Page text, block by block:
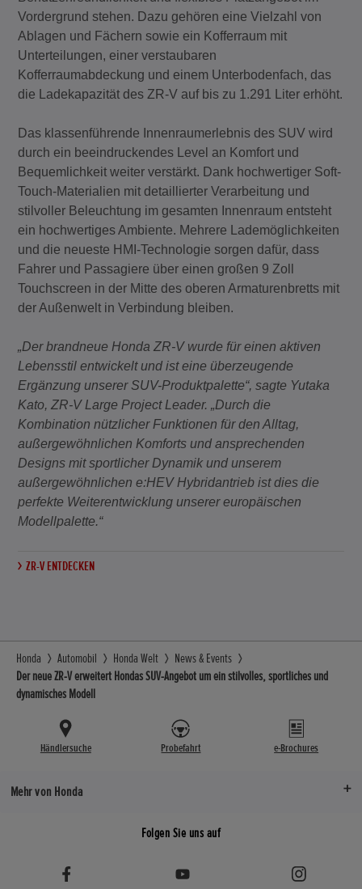
Vordergrund stehen. Dazu gehören eine Vielzahl von
Ablagen und Fächern sowie ein Kofferraum mit
Unterteilungen, einer verstaubaren
Kofferraumabdeckung und einem Unterbodenfach, das
die Ladekapazität des ZR-V auf bis zu 1.291 Liter erhöht.
Das klassenführende Innenraumerlebnis des SUV wird
durch ein beeindruckendes Level an Komfort und
Bequemlichkeit weiter verstärkt. Dank hochwertiger Soft-
Touch-Materialien mit detaillierter Verarbeitung und
stilvoller Beleuchtung im gesamten Innenraum entsteht
ein hochwertiges Ambiente. Mehrere Lademöglichkeiten
und die neueste HMI-Technologie sorgen dafür, dass
Fahrer und Passagiere über einen großen 9 Zoll
Touchscreen in der Mitte des oberen Armaturenbretts mit
der Außenwelt in Verbindung bleiben.
„Der brandneue Honda ZR-V wurde für einen aktiven
Lebensstil entwickelt und ist eine überzeugende
Ergänzung unserer SUV-Produktpalette“, sagte Yutaka
Kato, ZR-V Large Project Leader. „Durch die
Kombination nützlicher Funktionen für den Alltag,
außergewöhnlichen Komforts und ansprechenden
Designs mit sportlicher Dynamik und unserem
außergewöhnlichen e:HEV Hybridantrieb ist dies die
perfekte Weiterentwicklung unserer europäischen
Modellpalette.“
ZR-V ENTDECKEN
Honda Automobil Honda Welt
News & Events
Der neue ZR-V erweitert Hondas SUV-Angebot um ein stilvolles, sportliches und
dynamisches Modell
Händlersuche Probefahrt e-Brochures
Mehr von Honda
Folgen Sie uns auf